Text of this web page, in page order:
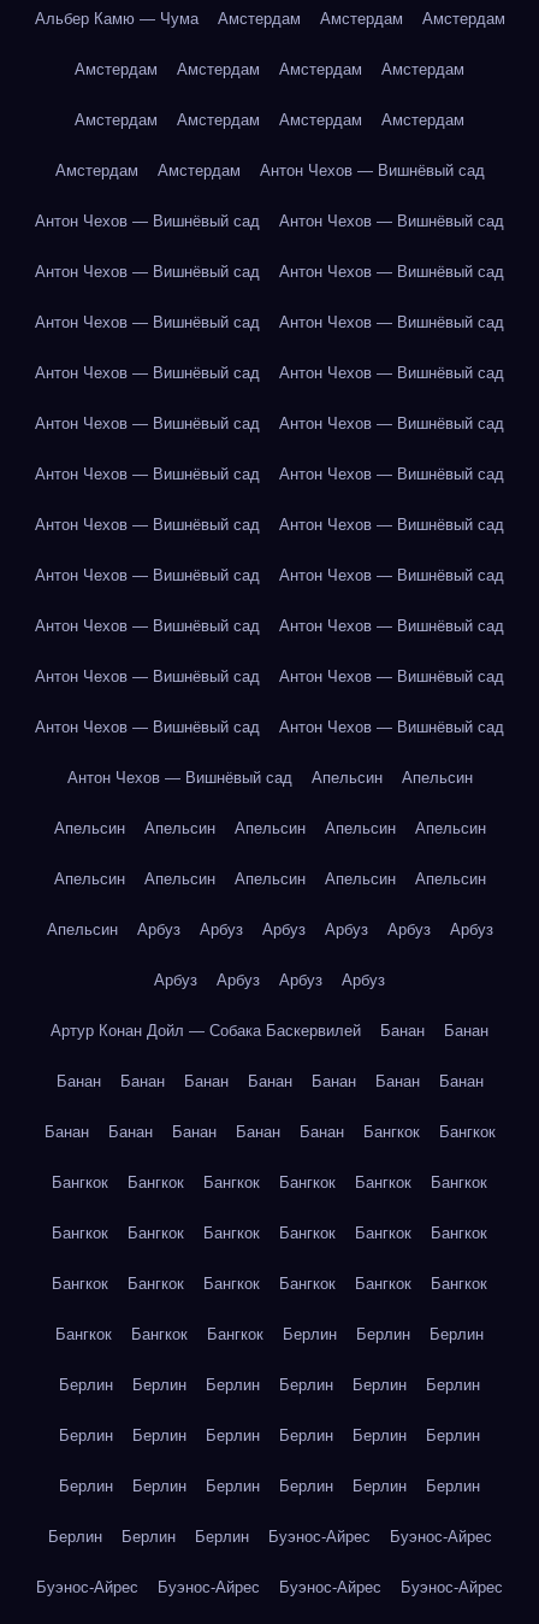
Альбер Камю — Чума Амстердам Амстердам Амстердам
Амстердам Амстердам Амстердам Амстердам
Амстердам Амстердам Амстердам Амстердам
Амстердам Амстердам Антон Чехов — Вишнёвый сад
Антон Чехов — Вишнёвый сад Антон Чехов — Вишнёвый сад
Антон Чехов — Вишнёвый сад Антон Чехов — Вишнёвый сад
Антон Чехов — Вишнёвый сад Антон Чехов — Вишнёвый сад
Антон Чехов — Вишнёвый сад Антон Чехов — Вишнёвый сад
Антон Чехов — Вишнёвый сад Антон Чехов — Вишнёвый сад
Антон Чехов — Вишнёвый сад Антон Чехов — Вишнёвый сад
Антон Чехов — Вишнёвый сад Антон Чехов — Вишнёвый сад
Антон Чехов — Вишнёвый сад Антон Чехов — Вишнёвый сад
Антон Чехов — Вишнёвый сад Антон Чехов — Вишнёвый сад
Антон Чехов — Вишнёвый сад Антон Чехов — Вишнёвый сад
Антон Чехов — Вишнёвый сад Антон Чехов — Вишнёвый сад
Антон Чехов — Вишнёвый сад Апельсин Апельсин
Апельсин Апельсин Апельсин Апельсин Апельсин
Апельсин Апельсин Апельсин Апельсин Апельсин
Апельсин Арбуз Арбуз Арбуз Арбуз Арбуз Арбуз
Арбуз Арбуз Арбуз Арбуз
Артур Конан Дойл — Собака Баскервилей Банан Банан
Банан Банан Банан Банан Банан Банан Банан
Банан Банан Банан Банан Банан Бангкок Бангкок
Бангкок Бангкок Бангкок Бангкок Бангкок Бангкок
Бангкок Бангкок Бангкок Бангкок Бангкок Бангкок
Бангкок Бангкок Бангкок Бангкок Бангкок Бангкок
Бангкок Бангкок Бангкок Берлин Берлин Берлин
Берлин Берлин Берлин Берлин Берлин Берлин
Берлин Берлин Берлин Берлин Берлин Берлин
Берлин Берлин Берлин Берлин Берлин Берлин
Берлин Берлин Берлин Буэнос-Айрес Буэнос-Айрес
Буэнос-Айрес Буэнос-Айрес Буэнос-Айрес Буэнос-Айрес